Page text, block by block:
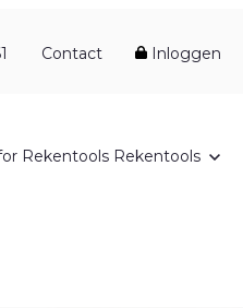
Contact Inloggen
Rekentools Rekentools